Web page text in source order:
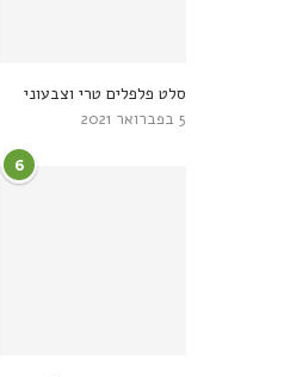
סלט פלפלים טרי וצבעוני
5 בפברואר 2021
6